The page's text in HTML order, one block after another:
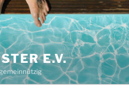
E.V.